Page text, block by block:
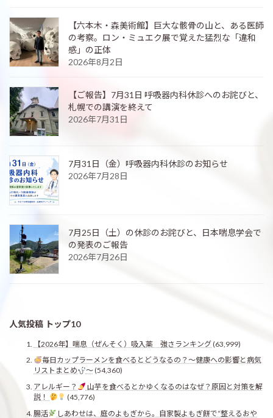
【六本木・森美術館】巨大な骸骨の山と、ある医師
の考察。ロン・ミュエク展で覚えた猛烈な「違和
感」の正体
2026年8月2日
【ご報告】7月31日 呼吸器内科休診へのお詫びと、
札幌での講演を終えて
2026年7月31日
7月31日（金）呼吸器内科休診のお知らせ
2026年7月28日
7月25日（土）の休診のお詫びと、日本喘息学会で
の発表のご報告
2026年7月26日
人気投稿 トップ10
【2026年】喘息（ぜんそく）吸入薬 強さランキング(63,999)
毎日カップラーメンを食べるとどうなるの？〜健康への影響と病気
リストまとめ
〜(54,360)
アレルギー？
山芋を食べるとかゆくなるのはなぜ？原因と対策を解
説！
(45,776)
腸活
しあわせは、庭のよもぎから。自家製よもぎ餅で“整えるおや